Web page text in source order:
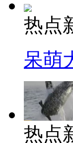
热点
呆萌
热点